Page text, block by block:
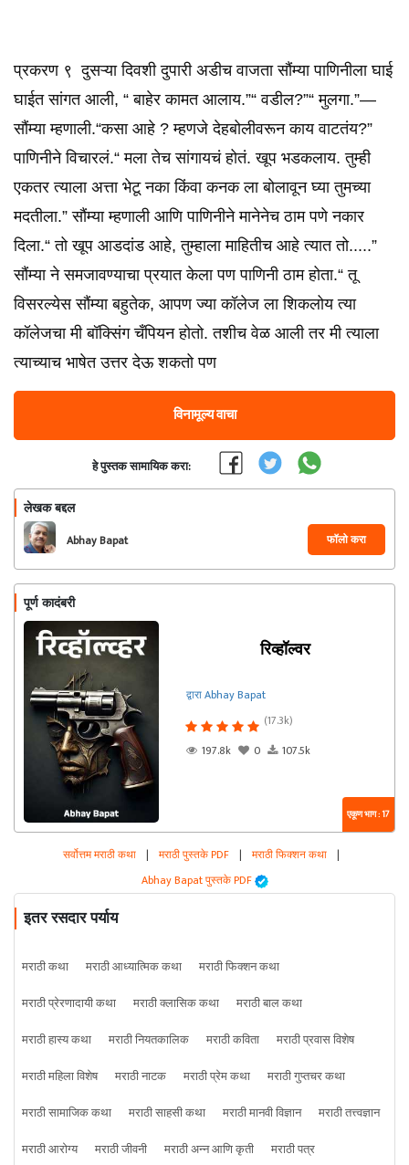
प्रकरण ९ दुसऱ्या दिवशी दुपारी अडीच वाजता सौंम्या पाणिनीला घाई
घाईत सांगत आली, “ बाहेर कामत आलाय.”“ वडील?”“ मुलगा.”—
सौंम्या म्हणाली.“कसा आहे ? म्हणजे देहबोलीवरून काय वाटतंय?”
पाणिनीने विचारलं.“ मला तेच सांगायचं होतं. खूप भडकलाय. तुम्ही
एकतर त्याला अत्ता भेटू नका किंवा कनक ला बोलावून घ्या तुमच्या
मदतीला.” सौंम्या म्हणाली आणि पाणिनीने मानेनेच ठाम पणे नकार
दिला.“ तो खूप आडदांड आहे, तुम्हाला माहितीच आहे त्यात तो.....”
सौंम्या ने समजावण्याचा प्रयात केला पण पाणिनी ठाम होता.“ तू
विसरल्येस सौंम्या बहुतेक, आपण ज्या कॉलेज ला शिकलोय त्या
कॉलेजचा मी बॉक्सिंग चँपियन होतो. तशीच वेळ आली तर मी त्याला
त्याच्याच भाषेत उत्तर देऊ शकतो पण
विनामूल्य वाचा
हे पुस्तक सामायिक करा:
लेखक बद्दल
Abhay Bapat फॉलो करा
पूर्ण कादंबरी
रिव्हॉल्वर
द्वारा Abhay Bapat
(17.3k)
197.8k
0 107.5k
एकूण भाग : 17
सर्वोत्तम मराठी कथा | मराठी पुस्तके PDF | मराठी फिक्शन कथा |
Abhay Bapat पुस्तके PDF
इतर रसदार पर्याय
मराठी कथा मराठी आध्यात्मिक कथा
मराठी फिक्शन कथा
मराठी प्रेरणादायी कथा
मराठी क्लासिक कथा
मराठी बाल कथा
मराठी हास्य कथा
मराठी नियतकालिक मराठी कविता
मराठी प्रवास विशेष
मराठी महिला विशेष
मराठी नाटक मराठी प्रेम कथा
मराठी गुप्तचर कथा
मराठी सामाजिक कथा
मराठी साहसी कथा मराठी मानवी विज्ञान
मराठी तत्त्वज्ञान
मराठी आरोग्य
मराठी जीवनी मराठी अन्न आणि कृती मराठी पत्र